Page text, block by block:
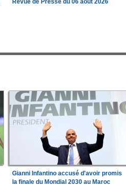
Revue de Presse du 06 aout 2026
Gianni Infantino accusé d'avoir promis
la finale du Mondial 2030 au Maroc